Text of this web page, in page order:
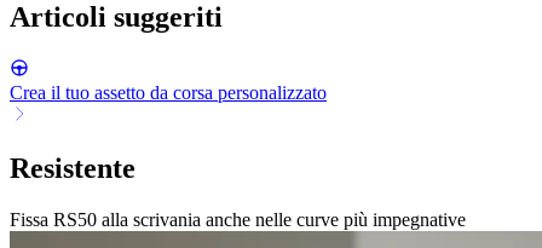
Articoli suggeriti
Crea il tuo assetto da corsa personalizzato
Resistente
Fissa RS50 alla scrivania anche nelle curve più impegnative